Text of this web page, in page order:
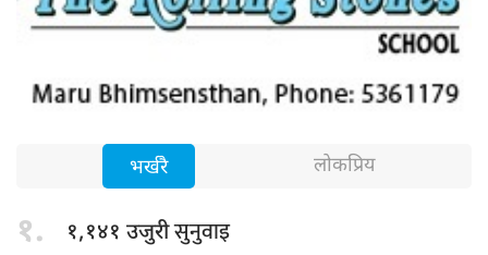
भर्खरै लोकप्रिय
१. १,१४१ उजुरीसुनुवाइ